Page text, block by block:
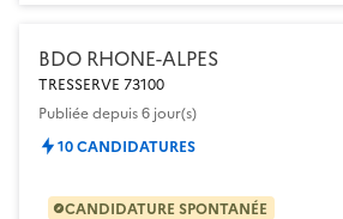
BDO RHONE-ALPES
TRESSERVE 73100
Publiéedepuis 6 jour(s)
10 CANDIDATURES
CANDIDATURE SPONTANÉE